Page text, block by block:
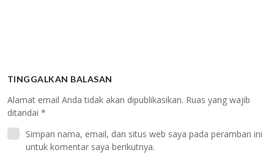
TINGGALKAN BALASAN
Alamat email Anda tidak akan dipublikasikan. Ruas yang wajib
ditandai *
Simpan nama, email, dan situs web saya pada peramban ini
untuk komentar saya berikutnya.